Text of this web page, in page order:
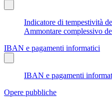
Indicatore di tempestività
Ammontare complessivo
IBAN e pagamenti informatici
IBAN e pagamenti
Opere pubbliche